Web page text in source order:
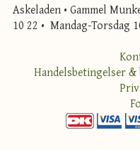
Askeladen • Gammel
10 22 • Mandag-Torsdag
Handelsbetingelser